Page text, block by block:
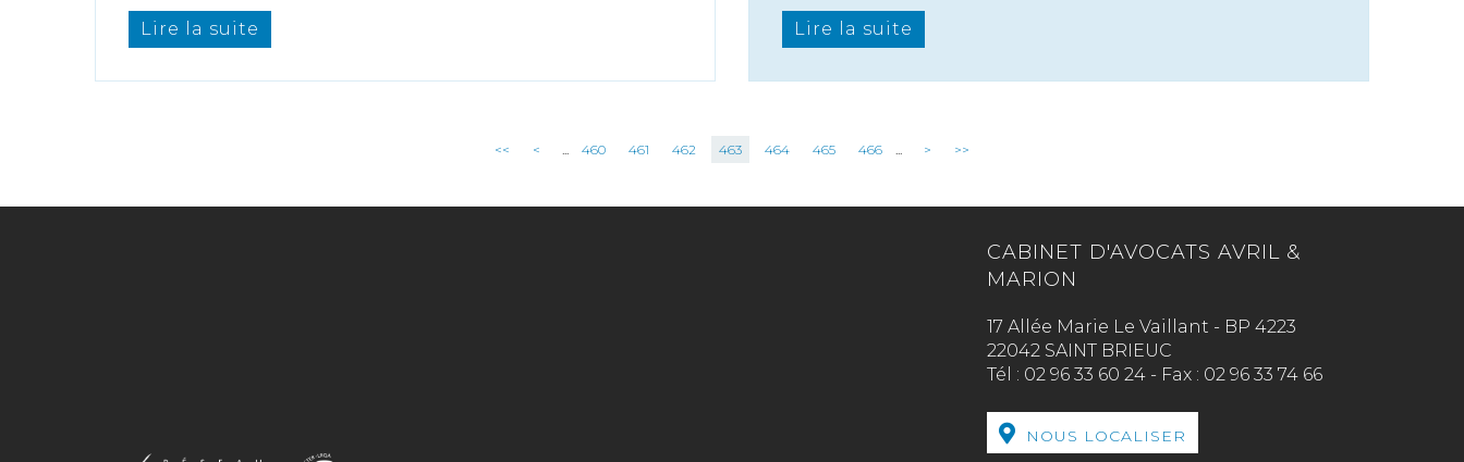
Lire la suite Lire la suite
<< < ... 460 461 462 463 464 465 466 ... > >>
CABINET D'AVOCATS AVRIL &
MARION
17 Allée Marie Le Vaillant - BP 4223
22042 SAINT BRIEUC
Tél : 02 96 33 60 24 - Fax : 02 96 33 74 66
NOUS LOCALISER